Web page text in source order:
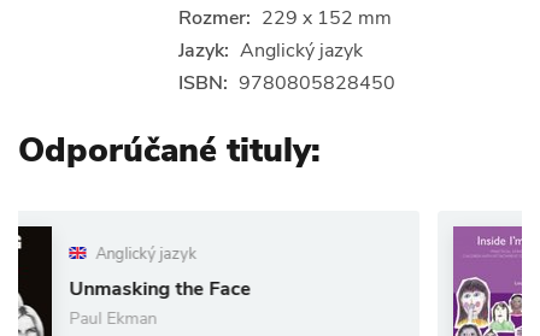
Rozmer: 229 x 152 mm
Jazyk: Anglický jazyk
ISBN: 9780805828450
Odporúčané tituly:
jazyk
the Face Inside
Louise